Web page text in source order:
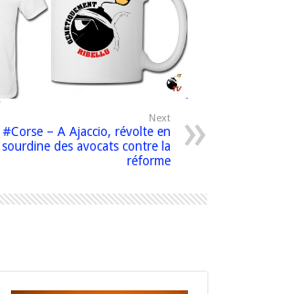
Next
#Corse – A Ajaccio, révolte en
sourdine des avocats contre la
réforme